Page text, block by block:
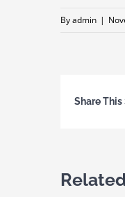
Byadmin |
Share This